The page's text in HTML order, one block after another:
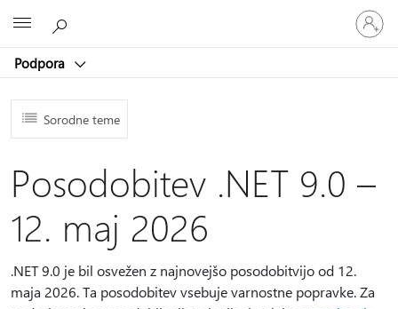
Podpora
Vpišite
se
v
račun
Sorodne teme
Posodobitev .NET 9.0 –
12. maj 2026
.NET 9.0 je bil osvežen z najnovejšo posodobitvijo od 12.
maja 2026. Ta posodobitev vsebuje varnostne popravke. Za